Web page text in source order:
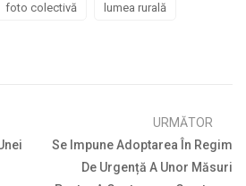
foto colectivă lumea rurală
URMĂTOR
Se Impune Adoptarea În Regim
De Urgență A Unor Măsuri